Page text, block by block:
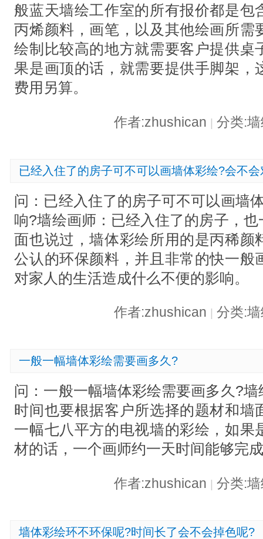
般蓝天墙绘工作室的所有报价都是包
丙烯颜料，画笔，以及其他绘画所需
绘制比较高的地方就需要客户提供桌
果是画顶的话，就需要提供手脚架，
费用另算。
作者:zhushican | 分类:
已经入住了的房子可不可以画墙体彩绘?会不
问：已经入住了的房子可不可以画墙
响?墙绘画师：已经入住了的房子，
面也说过，墙体彩绘所用的是丙稀颜
公认的环保颜料，并且非常的快一般
对家人的生活造成什么不便的影响。
作者:zhushican 分类:
一般一幅墙体彩绘需要画多久?
问：一般一幅墙体彩绘需要画多久?
时间也要根据客户所选择的题材和墙
一幅七八平方的电视墙的彩绘，如果
材的话，一个画师约一天时间能够完
作者:zhushican | 分类:
墙体彩绘环不环保呢?时间长了会不会掉色呢?